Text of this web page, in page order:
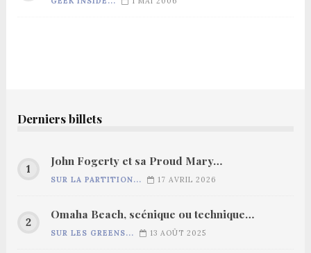
Derniers billets
John Fogerty et sa Proud Mary…
SUR LA PARTITION... 17 AVRIL 2026
Omaha Beach, scénique ou technique…
SUR LES GREENS... 13 AOÛT 2025